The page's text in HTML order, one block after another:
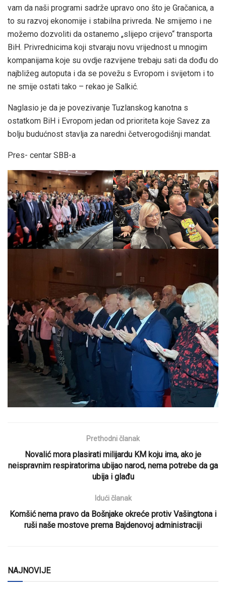
vam da naši programi sadrže upravo ono što je Gračanica, a
to su razvoj ekonomije i stabilna privreda. Ne smijemo i ne
možemo dozvoliti da ostanemo „slijepo crijevo“ transporta
BiH. Privrednicima koji stvaraju novu vrijednost u mnogim
kompanijama koje su ovdje razvijene trebaju sati da dođu do
najbližeg autoputa i da se povežu s Evropom i svijetom i to
ne smije ostati tako – rekao je Salkić.
Naglasio je da je povezivanje Tuzlanskog kanotna s
ostatkom BiH i Evropom jedan od prioriteta koje Savez za
bolju budućnost stavlja za naredni četverogodišnji mandat.
Pres- centar SBB-a
Prethodni članak
Novalić mora plasirati milijardu KM koju ima, ako je
neispravnim respiratorima ubijao narod, nema potrebe da ga
ubija i glađu
Idući članak
Komšić nema pravo da Bošnjake okreće protiv Vašingtona i
ruši naše mostove prema Bajdenovoj administraciji
NAJNOVIJE